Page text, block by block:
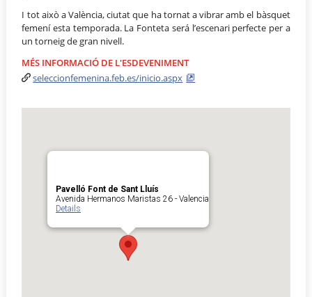
I tot això a València, ciutat que ha tornat a vibrar amb el bàsquet
femení esta temporada. La Fonteta será l’escenari perfecte per a
un torneig de gran nivell.
MÉS INFORMACIÓ DE L'ESDEVENIMENT
seleccionfemenina.feb.es/inicio.aspx
Pavelló Font de Sant Lluís
Avenida Hermanos Maristas 26 - Valencia
Details